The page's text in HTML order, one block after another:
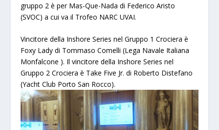
gruppo 2 è per Mas-Que-Nada di Federico Aristo
(SVOC) a cui va il Trofeo NARC UVAI.
Vincitore della Inshore Series nel Gruppo 1 Crociera è
Foxy Lady di Tommaso Comelli (Lega Navale Italiana
Monfalcone ). Il vincitore della Inshore Series nel
Gruppo 2 Crociera è Take Five Jr. di Roberto Distefano
(Yacht Club Porto San Rocco).